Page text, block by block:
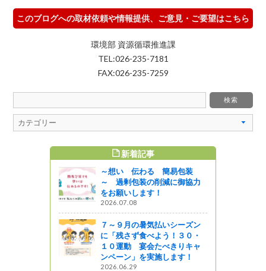
このブログへの取材依頼や情報提供、ご意見・ご要望はこちら
環境部 資源循環推進課
TEL:026-235-7181
FAX:026-235-7259
新着記事
～想い 伝わる 簡易包装
～ 過剰包装の削減に御協力
をお願いします！
2026.07.08
７～９月の暑気払いシーズン
に「残さず食べよう！３０・
１０運動 宴会たべきりキャ
ンペーン」を実施します！
2026.06.29